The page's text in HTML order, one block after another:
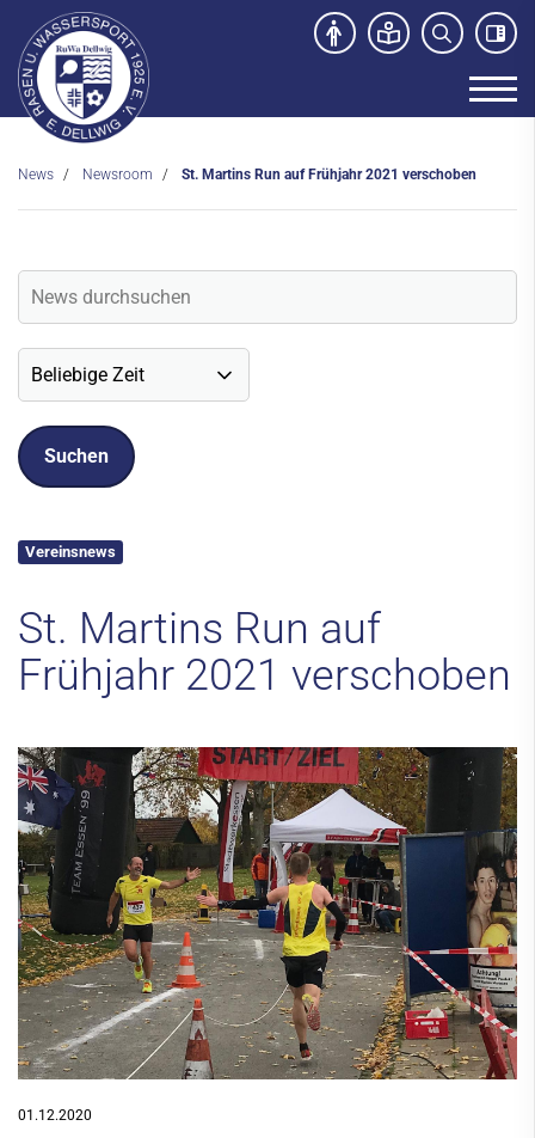
News Newsroom St. Martins Run auf Frühjahr 2021 verschoben
Vereinsnews
St. Martins Run auf
Frühjahr 2021 verschoben
01.12.2020
Veranstaltungen
Social-Media News
Sport- und Kursangebot
Kontakt